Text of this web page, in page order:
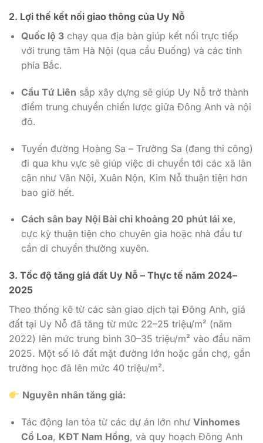
2. Lợi thế kết nối giao thông của Uy Nỗ
Quốc lộ 3chạy qua địa bàn giúp kết nối trực tiếp
với trung tâm Hà Nội (qua cầu Đuống) và các tỉnh
phía Bắc.
Cầu Tứ Liên sắp xây dựng sẽ giúp Uy Nỗ trở thành
điểm trung chuyển chiến lược giữa Đông Anh và nội
đô.
Tuyến đường Hoàng Sa – Trường Sa (đang thi công)
đi qua khu vực sẽ giúp việc di chuyển tới các xã lân
cận như Vân Nội, Xuân Nộn, Kim Nỗ thuận tiện hơn
bao giờ hết.
Cách sân bay Nội Bài chỉ khoảng 20 phút lái xe,
cực kỳ thuận tiện cho chuyên gia hoặc nhà đầu tư
cần di chuyển thường xuyên.
3. Tốc độ tăng giá đất Uy Nỗ – Thực tế năm 2024–
2025
Theo thống kê từ các sàn giao dịch tại Đông Anh, giá
đất tại Uy Nỗ đã tăng từ mức 22–25 triệu/m² (năm
2022) lên mức trung bình 30–35 triệu/m² vào đầu năm
2025. Một số lô đất mặt đường lớn hoặc gần chợ, gần
trường học đã lên mức 40 triệu/m².
Nguyên nhân tăng giá:
Tác động lan tỏa từ các dự án lớn như Vinhomes
Cổ Loa, KĐT Nam Hồng, và quy hoạch Đông Anh